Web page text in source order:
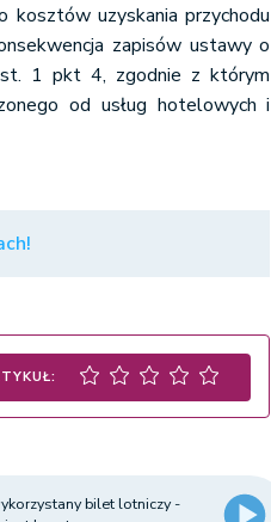
kosztów uzyskania przychodu
zapisów ustawy o
1 pkt 4, zgodnie z którym
od usług hotelowych i
bilet lotniczy -